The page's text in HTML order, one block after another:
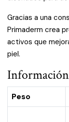
Gracias a una
Primaderm crea
activos que
piel.
Peso